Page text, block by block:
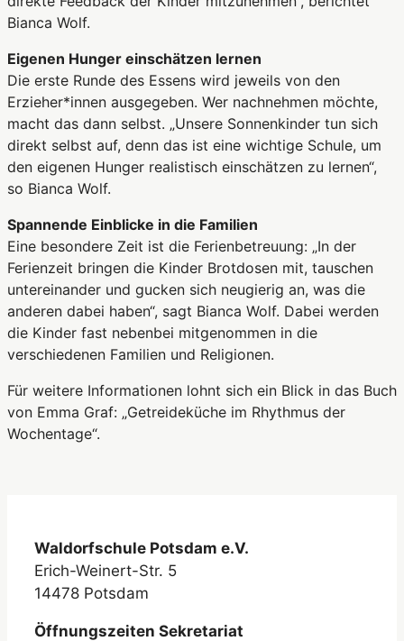
Bianca Wolf.
Eigenen Hunger einschätzen lernen
Die erste Runde des Essens wird jeweils von den
Erzieher*innen ausgegeben. Wer nachnehmen möchte,
macht das dann selbst. „Unsere Sonnenkinder tun sich
direkt selbst auf, denn das ist eine wichtige Schule, um
den eigenen Hunger realistisch einschätzen zu lernen“,
so Bianca Wolf.
Spannende Einblicke in die Familien
Eine besondere Zeit ist die Ferienbetreuung: „In der
Ferienzeit bringen die Kinder Brotdosen mit, tauschen
untereinander und gucken sich neugierig an, was die
anderen dabei haben“, sagt Bianca Wolf. Dabei werden
die Kinder fast nebenbei mitgenommen in die
verschiedenen Familien und Religionen.
Für weitere Informationen lohnt sich ein Blick in das Buch
von Emma Graf: „Getreideküche im Rhythmus der
Wochentage“.
Waldorfschule Potsdam e.V.
Erich-Weinert-Str. 5
14478 Potsdam
Öffnungszeiten Sekretariat